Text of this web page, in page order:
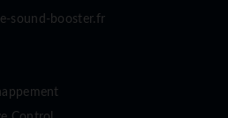
sound-booster.fr